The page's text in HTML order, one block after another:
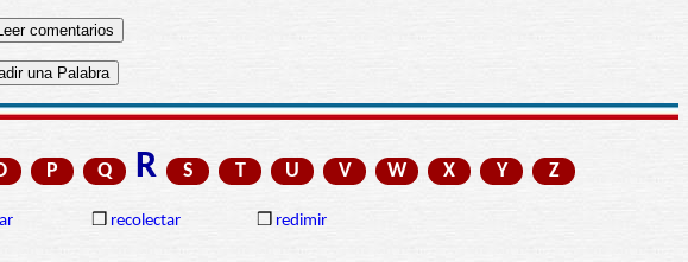
P Q R S T U V W X Y Z
❒ recolectar ❒ redimir